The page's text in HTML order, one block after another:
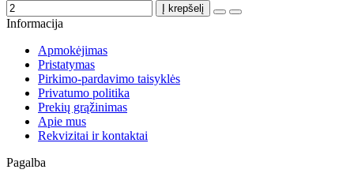
Į krepšelį
Informacija
Apmokėjimas
Pristatymas
Pirkimo-pardavimo taisyklės
Privatumo politika
Prekių grąžinimas
Apie mus
Rekvizitai ir kontaktai
Pagalba